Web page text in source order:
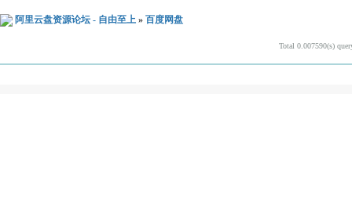
阿里云盘资源论坛 - 自由至上 » 百度网盘
Total 0.007590(s)